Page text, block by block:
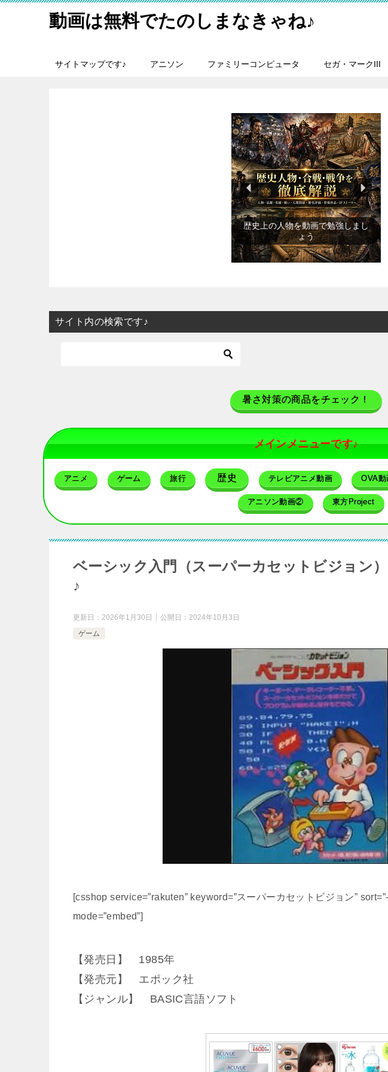
動画は無料でたのしまなきゃね♪
サイトマップです♪ アニソン ファミリーコンピュータ セガ・マークIII
旅行の前に旅行先をチェックしよ
う！
サイト内の検索です♪
暑さ対策の商品をチェック！
メインメニューです♪
アニメ ゲーム 旅行 歴史 テレビアニメ動画 OVA動
アニソン動画② 東方Project
ベーシック入門（スーパーカセットビジョン
♪
更新日： 2026年1月30日 公開日： 2024年10月3日
ゲーム
[csshop service=”rakuten” keyword=”スーパーカセットビジョン”
mode=”embed”]
【発売日】 1985年
【発売元】 エポック社
【ジャンル】 BASIC言語ソフト